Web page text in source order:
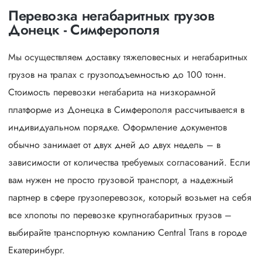
Перевозка негабаритных грузов
Донецк - Симферополя
Мы осуществляем доставку тяжеловесных и негабаритных
грузов на тралах с грузоподъемностью до 100 тонн.
Стоимость перевозки негабарита на низкорамной
платформе из Донецка в Симферополя рассчитывается в
индивидуальном порядке. Оформление документов
обычно занимает от двух дней до двух недель – в
зависимости от количества требуемых согласований. Если
вам нужен не просто грузовой транспорт, а надежный
партнер в сфере грузоперевозок, который возьмет на себя
все хлопоты по перевозке крупногабаритных грузов –
выбирайте транспортную компанию Central Trans в городе
Екатеринбург.